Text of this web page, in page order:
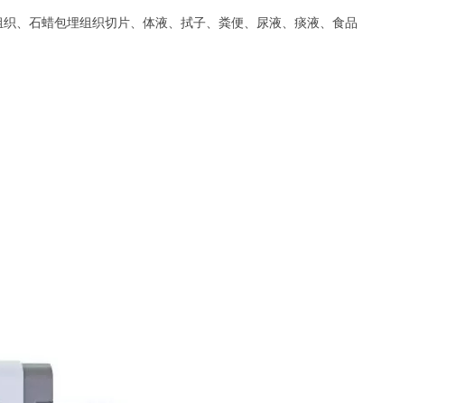
、石蜡包埋组织切片、体液、拭子、粪便、尿液、痰液、食品